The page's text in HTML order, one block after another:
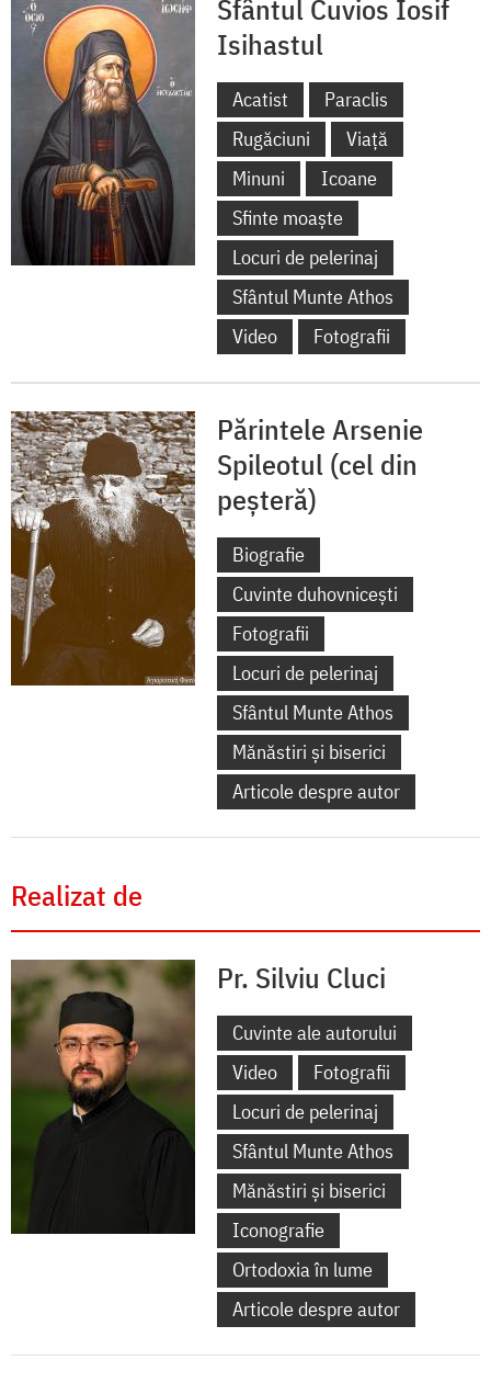
Sfântul Cuvios Iosif
Isihastul
Acatist
Paraclis
Rugăciuni
Viață
Minuni
Icoane
Sfinte moaște
Locuri de pelerinaj
Sfântul Munte Athos
Video
Fotografii
Părintele Arsenie
Spileotul (cel din
peșteră)
Biografie
Cuvinte duhovnicești
Fotografii
Locuri de pelerinaj
Sfântul Munte Athos
Mănăstiri și biserici
Articole despre autor
Realizat de
Pr. Silviu Cluci
Cuvinte ale autorului
Video
Fotografii
Locuri de pelerinaj
Sfântul Munte Athos
Mănăstiri și biserici
Iconografie
Ortodoxia în lume
Articole despre autor